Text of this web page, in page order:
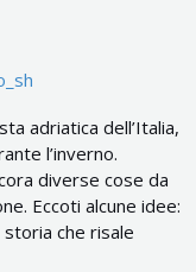
adriatica dell’Italia,
l’inverno.
diverse cose da
Eccoti alcune idee:
storia che risale